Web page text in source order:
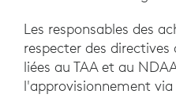
Les responsables des
respecter des
liées au TAA et au
l'approvisionnement via